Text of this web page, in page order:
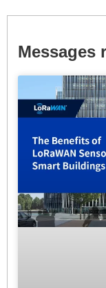
Messages